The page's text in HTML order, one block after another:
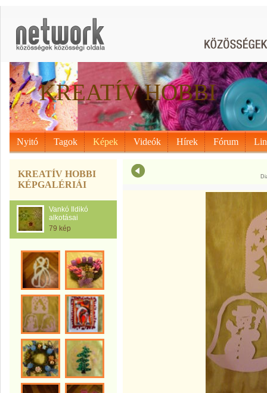
KREATÍV HOBBI
Nyitó Tagok Képek Videók Hírek Fórum
KREATÍV HOBBI
KÉPGALÉRIÁI
Vankó Ildikó
alkotásai
79 kép